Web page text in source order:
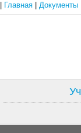
Главная Документы